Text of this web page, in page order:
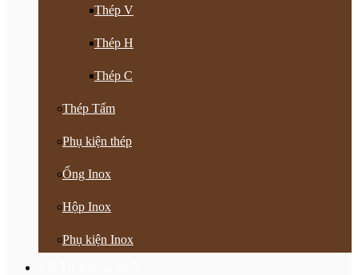
Thép V
Thép H
Thép C
Thép Tấm
Phụ kiện thép
Ống Inox
Hộp Inox
Phụ kiện Inox